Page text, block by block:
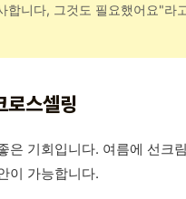
합니다, 그것도 필요했어요"
로스셀링
은 기회입니다. 여름에 선크
이 가능합니다.